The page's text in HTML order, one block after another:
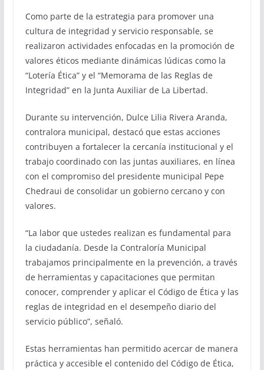
Como parte de la estrategia para promover una
cultura de integridad y servicio responsable, se
realizaron actividades enfocadas en la promoción de
valores éticos mediante dinámicas lúdicas como la
“Lotería Ética” y el “Memorama de las Reglas de
Integridad” en la Junta Auxiliar de La Libertad.
Durante su intervención, Dulce Lilia Rivera Aranda,
contralora municipal, destacó que estas acciones
contribuyen a fortalecer la cercanía institucional y el
trabajo coordinado con las juntas auxiliares, en línea
con el compromiso del presidente municipal Pepe
Chedraui de consolidar un gobierno cercano y con
valores.
“La labor que ustedes realizan es fundamental para
la ciudadanía. Desde la Contraloría Municipal
trabajamos principalmente en la prevención, a través
de herramientas y capacitaciones que permitan
conocer, comprender y aplicar el Código de Ética y las
reglas de integridad en el desempeño diario del
servicio público”, señaló.
Estas herramientas han permitido acercar de manera
práctica y accesible el contenido del Código de Ética,